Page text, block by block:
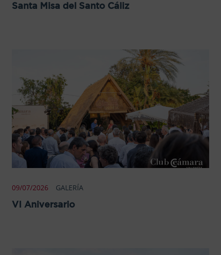
Santa Misa del Santo Cáliz
09/07/2026 GALERÍA
VI Aniversario